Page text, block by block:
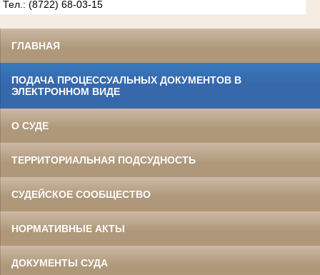
Тел.: (8722) 68-03-15
ГЛАВНАЯ
ПОДАЧА ПРОЦЕССУАЛЬНЫХ ДОКУМЕНТОВ В
ЭЛЕКТРОННОМ ВИДЕ
О СУДЕ
ТЕРРИТОРИАЛЬНАЯ ПОДСУДНОСТЬ
СУДЕЙСКОЕ СООБЩЕСТВО
НОРМАТИВНЫЕ АКТЫ
ДОКУМЕНТЫ СУДА